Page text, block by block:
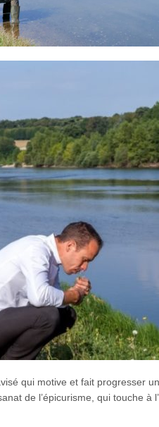
qui motive et fait progresser
de l’épicurisme, qui touche à